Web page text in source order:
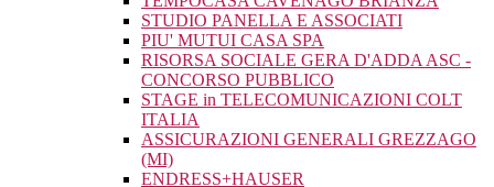
STUDIO PANELLA E ASSOCIATI
PIU' MUTUI CASA SPA
RISORSA SOCIALE GERA D'ADDA ASC -
CONCORSO PUBBLICO
STAGE in TELECOMUNICAZIONI COLT
ITALIA
ASSICURAZIONI GENERALI GREZZAGO
(MI)
ENDRESS+HAUSER